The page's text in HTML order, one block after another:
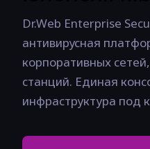
Dr.Web Enterprise
антивирусная
корпоративных
станций. Единая
инфраструктура под